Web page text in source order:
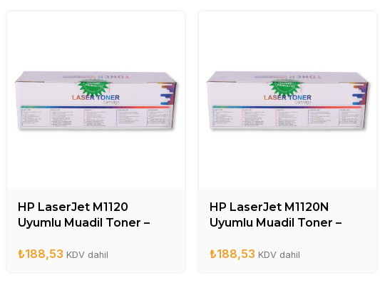
HP LaserJet M1120
Uyumlu Muadil Toner –
₺188,53 KDV dahil
HP LaserJet M1120N
Uyumlu Muadil Toner –
₺188,53 KDV dahil